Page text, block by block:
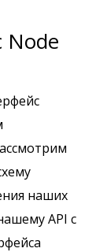
Node
наших
API с